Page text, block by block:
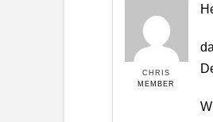
CHRIS
MEMBER